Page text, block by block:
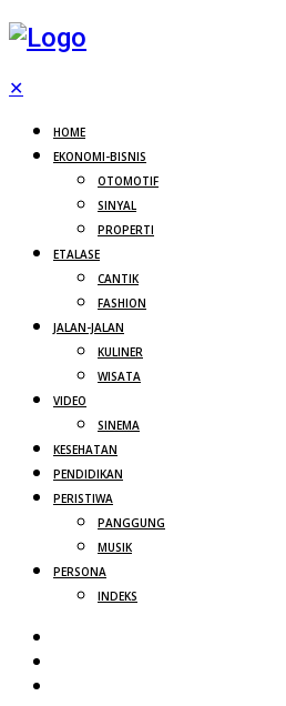
✕
HOME
EKONOMI-BISNIS
OTOMOTIF
SINYAL
PROPERTI
ETALASE
CANTIK
FASHION
JALAN-JALAN
KULINER
WISATA
VIDEO
SINEMA
KESEHATAN
PENDIDIKAN
PERISTIWA
PANGGUNG
MUSIK
PERSONA
INDEKS